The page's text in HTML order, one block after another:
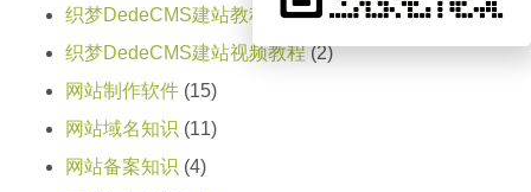
织梦DedeCMS建站教程
(8)
织梦DedeCMS建站视频教程(2)
网站制作软件 (15)
网站域名知识 (11)
网站备案知识 (4)